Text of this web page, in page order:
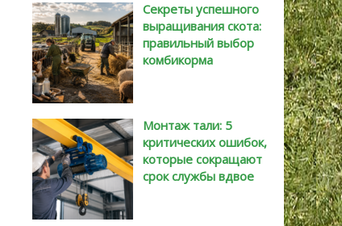
Секреты успешного
выращивания скота:
правильный выбор
комбикорма
Монтаж тали: 5
критических ошибок,
которые сокращают
срок службы вдвое